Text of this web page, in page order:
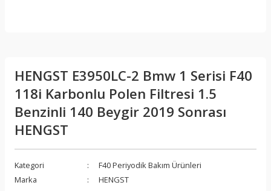
HENGST E3950LC-2 Bmw 1 Serisi F40
118i Karbonlu Polen Filtresi 1.5
Benzinli 140 Beygir 2019 Sonrası
HENGST
Kategori
F40 Periyodik Bakım Ürünleri
Marka
HENGST